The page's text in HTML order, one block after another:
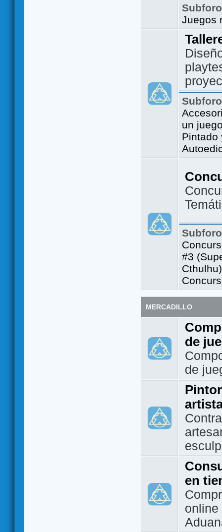
Juegos
un
Pintado
#3
Cthulhu)
MERCADILLO
de
de
en